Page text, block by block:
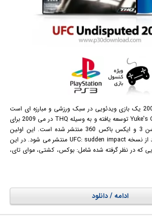
مسابقات یو اف سی 2009 یک بازی ویدئویی در سبک ورزشی و مبارزه ای است
که توسط شرکت Yuke's Osaka توسعه یافته و به وسیله THQ در می 2009 برای
پلتفرم های پلی استیشن 3 و ایکس باکس 360 منتشر شده است. این اولین
بازی THQ است که بعد از نسخه UFC: sudden impact منتشر می شود. در این
که در نظر گرفته شده شامل: بوکس، کشتی، موای تای،
دارید شخصی سازی کنید. در این بازی از کاراکترها
های بازی و شخصیت های مبارز شناخته شده بوده و مورد
دسته بازی ها هستند. بازی به قدری طبیعی ساخته شده
ادامه / دانلود